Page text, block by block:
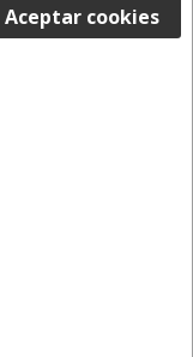
Aceptar cookies